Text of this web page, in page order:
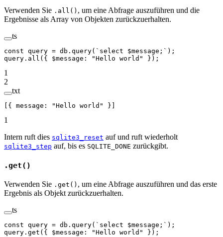
Verwenden Sie .all() , um eine Abfrage auszuführen und die
Ergebnisse als Array von Objekten zurückzuerhalten.
ts
const query = db. query( `select $message;` );
query. all ({ $message: "Hello world" });
1
2
txt
[{ message: "Hello world" }]
1
Intern ruft dies sqlite3_reset auf und ruft wiederholt
sqlite3_step auf, bis es SQLITE_DONE zurückgibt.
.get()
Verwenden Sie .get() , um eine Abfrage auszuführen und das erste
Ergebnis als Objekt zurückzuerhalten.
ts
const query = db. query( `select $message;` );
query. get ({ $message: "Hello world" });